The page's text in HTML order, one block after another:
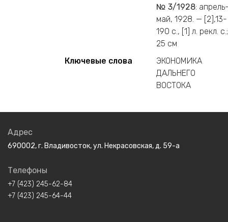
№ 3/1928:
май, 1928. — [2],13-
190 с., [1] л. рекл. c.;
25 см
Ключевые слова
ЭКОНОМИКА
ДАЛЬНЕГО
ВОСТОКА
Адрес
690002, г. Владивосток, ул. Некрасовская, д. 59-а
Телефоны
+7 (423) 245-62-84
+7 (423) 245-64-44